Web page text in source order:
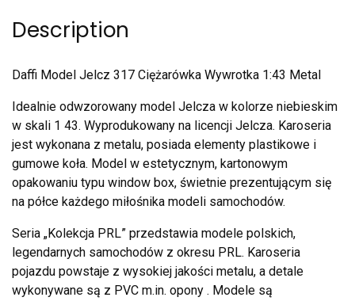
Description
Daffi Model Jelcz 317 Ciężarówka Wywrotka 1:43 Metal
Idealnie odwzorowany model Jelcza w kolorze niebieskim
w skali 1 43. Wyprodukowany na licencji Jelcza. Karoseria
jest wykonana z metalu, posiada elementy plastikowe i
gumowe koła. Model w estetycznym, kartonowym
opakowaniu typu window box, świetnie prezentującym się
na półce każdego miłośnika modeli samochodów.
Seria „Kolekcja PRL” przedstawia modele polskich,
legendarnych samochodów z okresu PRL. Karoseria
pojazdu powstaje z wysokiej jakości metalu, a detale
wykonywane są z PVC m.in. opony . Modele są